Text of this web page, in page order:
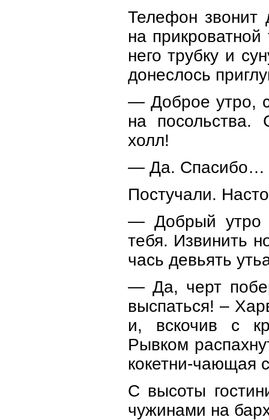
Телефон звонит
на
него трубку и
донеслось
— Доброе утро,
на посольства.
холл!
— Да. Спасибо…
Постучали.
— Добрый утро
тебя. Извинить
чась девьять
— Да, черт
выспаться! –
и, вскочив с
Рывком
кокетни-чающая
С высоты
чужинами на